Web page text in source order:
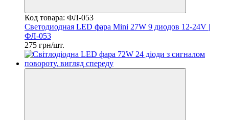
Код товара: ФЛ-053
Светодиодная LED фара Mini 27W 9 диодов 12-24V |
ФЛ-053
275 грн/шт.